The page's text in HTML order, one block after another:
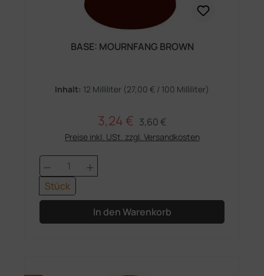
BASE: MOURNFANG BROWN
Inhalt: 12 Milliliter (27,00 € / 100 Milliliter)
Verkaufspreis:
3,24 € Regulärer Preis:
3,60 €
Preise inkl. USt. zzgl. Versandkosten
Produkt Anzahl: Gib den
Stück
In den Warenkorb